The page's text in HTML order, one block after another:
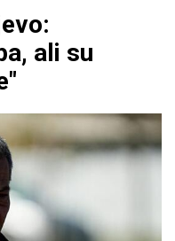
ali su